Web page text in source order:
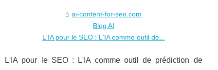
ai-content-for-seo.com
Blog AI
L'IA pour le SEO : L'IA comme outil de...
L'IA pour le SEO : L'IA comme outil de prédiction de